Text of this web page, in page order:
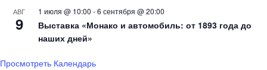
АВГ
9
1 июля @ 10:00 -6 сентября @ 20:00
Выставка «Монако и автомобиль: от 1893 года до
наших дней»
Просмотреть Календарь